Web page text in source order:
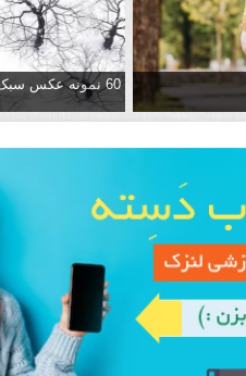
60 نمونه عکس سبک ماکسیمالیسم